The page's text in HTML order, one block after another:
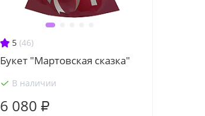
5 (46)
Букет "Мартовская сказка"
В наличии
6 080 ₽